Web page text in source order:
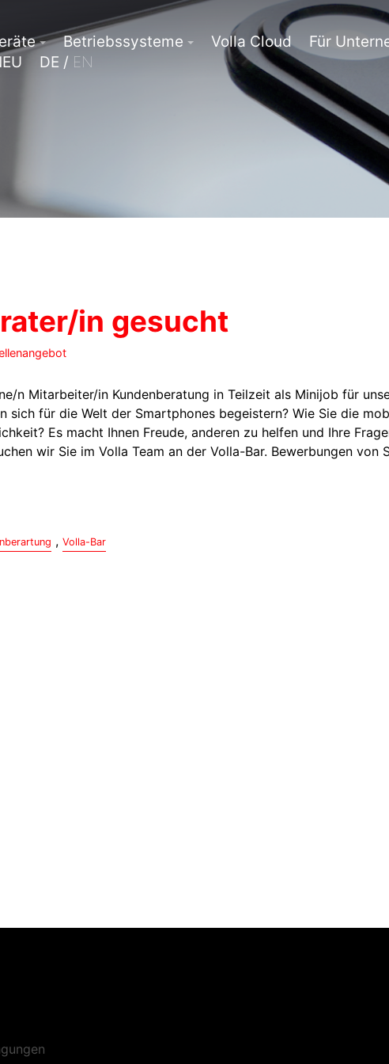
Betriebssysteme Volla Cloud Für
DE / EN
in gesucht
n Mitarbeiter/in Kundenberatung in Teilzeit als Minijob für
sich für die Welt der Smartphones begeistern? Wie Sie die
Es macht Ihnen Freude, anderen zu helfen und Ihre
wir Sie im Volla Team an der Volla-Bar. Bewerbungen von
, Volla-Bar